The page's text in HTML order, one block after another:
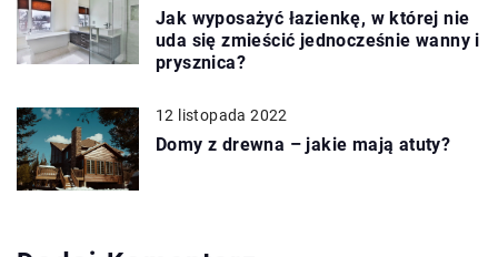
Jak wyposażyć łazienkę, w której nie
uda się zmieścić jednocześnie wanny i
prysznica?
12 listopada 2022
Domy z drewna – jakie mają atuty?